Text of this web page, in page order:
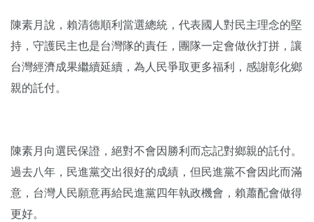
陳素月說，賴清德順利當選總統，代表國人對民主理念的堅
持，守護民主也是台灣隊的責任，團隊一定會做伙打拼，讓
台灣經濟成果繼續延續，為人民爭取更多福利，感謝彰化鄉
親的託付。
陳素月向選民保證，絕對不會因勝利而忘記對鄉親的託付。
過去八年，民進黨交出很好的成績，但民進黨不會因此而滿
意，台灣人民願意再給民進黨四年執政機會，賴蕭配會做得
更好。